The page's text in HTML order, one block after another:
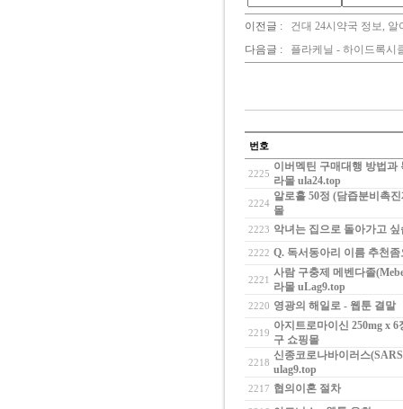
이전글 : 건대 24시약국 정보,
다음글 : 플라케닐 - 하이드록시
번호
2225
이버멕틴 구매대행 방법과
라몰 ula24.top
2224
알로홀 50정 (담즙분비촉
몰
2223 악녀는 집으로 돌아가고
2222 Q. 독서동아리 이름 추천좀
2221
사람 구충제 메벤다졸
라몰 uLag9.top
2220 영광의 해일로 - 웹툰 결말
2219
아지트로마이신 250mg x
구 쇼핑몰
2218
신종코로나바이러스
ulag9.top
2217 협의이혼 절차